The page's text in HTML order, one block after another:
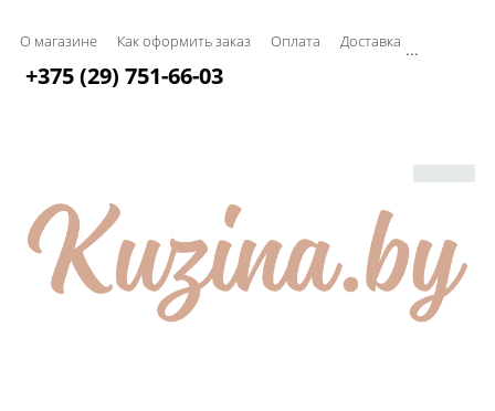
О магазине Как оформить заказ Оплата Доставка ...
+375 (29) 751-66-03